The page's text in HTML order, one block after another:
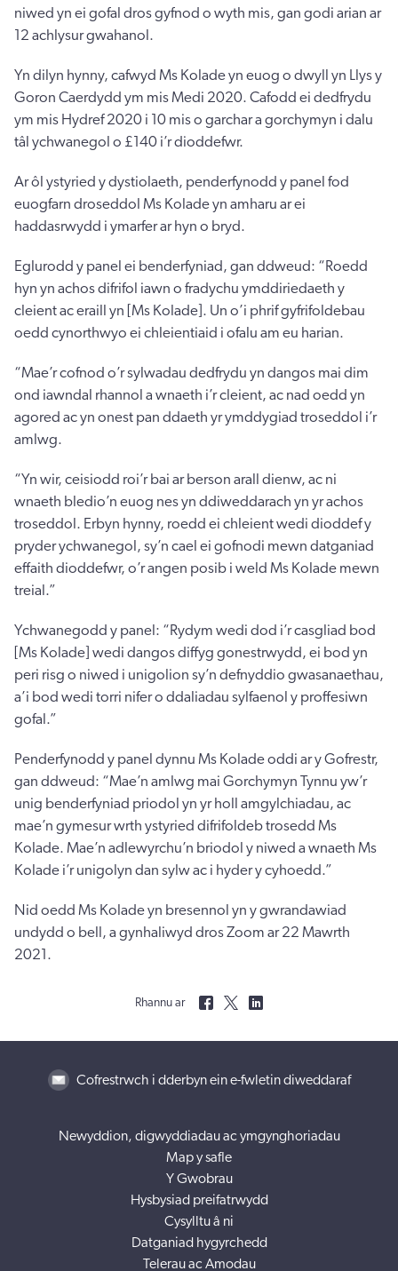
niwed yn ei gofal dros gyfnod o wyth mis, gan godi arian ar
12 achlysur gwahanol.
Yn dilyn hynny, cafwyd Ms Kolade yn euog o dwyll yn Llys y
Goron Caerdydd ym mis Medi 2020. Cafodd ei dedfrydu
ym mis Hydref 2020 i 10 mis o garchar a gorchymyn i dalu
tâl ychwanegol o £140 i’r dioddefwr.
Ar ôl ystyried y dystiolaeth, penderfynodd y panel fod
euogfarn droseddol Ms Kolade yn amharu ar ei
haddasrwydd i ymarfer ar hyn o bryd.
Eglurodd y panel ei benderfyniad, gan ddweud: “Roedd
hyn yn achos difrifol iawn o fradychu ymddiriedaeth y
cleient ac eraill yn [Ms Kolade]. Un o’i phrif gyfrifoldebau
oedd cynorthwyo ei chleientiaid i ofalu am eu harian.
“Mae’r cofnod o’r sylwadau dedfrydu yn dangos mai dim
ond iawndal rhannol a wnaeth i’r cleient, ac nad oedd yn
agored ac yn onest pan ddaeth yr ymddygiad troseddol i’r
amlwg.
“Yn wir, ceisiodd roi’r bai ar berson arall dienw, ac ni
wnaeth bledio’n euog nes yn ddiweddarach yn yr achos
troseddol. Erbyn hynny, roedd ei chleient wedi dioddef y
pryder ychwanegol, sy’n cael ei gofnodi mewn datganiad
effaith dioddefwr, o’r angen posib i weld Ms Kolade mewn
treial.”
Ychwanegodd y panel: “Rydym wedi dod i’r casgliad bod
[Ms Kolade] wedi dangos diffyg gonestrwydd, ei bod yn
peri risg o niwed i unigolion sy’n defnyddio gwasanaethau,
a’i bod wedi torri nifer o ddaliadau sylfaenol y proffesiwn
gofal.”
Penderfynodd y panel dynnu Ms Kolade oddi ar y Gofrestr,
gan ddweud: “Mae’n amlwg mai Gorchymyn Tynnu yw’r
unig benderfyniad priodol yn yr holl amgylchiadau, ac
mae’n gymesur wrth ystyried difrifoldeb trosedd Ms
Kolade. Mae’n adlewyrchu’n briodol y niwed a wnaeth Ms
Kolade i’r unigolyn dan sylw ac i hyder y cyhoedd.”
Nid oedd Ms Kolade yn bresennol yn y gwrandawiad
undydd o bell, a gynhaliwyd dros Zoom ar 22 Mawrth
2021.
Rhannu ar
Cofrestrwch i dderbyn ein e-fwletin diweddaraf
Newyddion, digwyddiadau ac ymgynghoriadau
Map y safle
Y Gwobrau
Hysbysiad preifatrwydd
Cysylltu â ni
Datganiad hygyrchedd
Telerau ac Amodau